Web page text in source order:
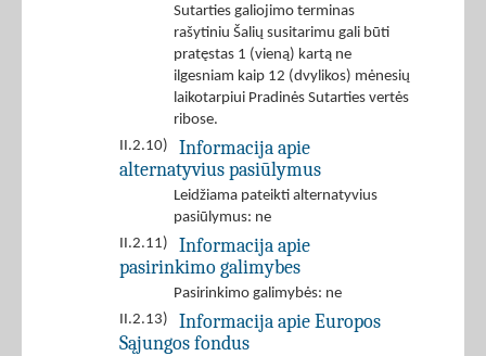
Sutarties galiojimo terminas
rašytiniu Šalių susitarimu gali būti
pratęstas 1 (vieną) kartą ne
ilgesniam kaip 12 (dvylikos) mėnesių
laikotarpiui Pradinės Sutarties vertės
ribose.
II.2.10)
Informacija apie
alternatyvius pasiūlymus
Leidžiama pateikti alternatyvius
pasiūlymus: ne
II.2.11)
Informacija apie
pasirinkimo galimybes
Pasirinkimo galimybės: ne
II.2.13)
Informacija apie Europos
Sąjungos fondus